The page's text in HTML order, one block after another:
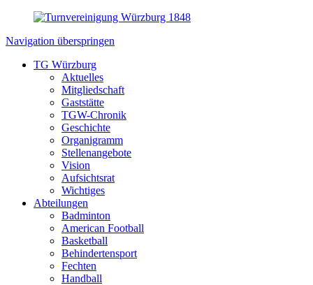
Navigation überspringen
TG Würzburg
Aktuelles
Mitgliedschaft
Gaststätte
TGW-Chronik
Geschichte
Organigramm
Stellenangebote
Vision
Aufsichtsrat
Wichtiges
Abteilungen
Badminton
American Football
Basketball
Behindertensport
Fechten
Handball